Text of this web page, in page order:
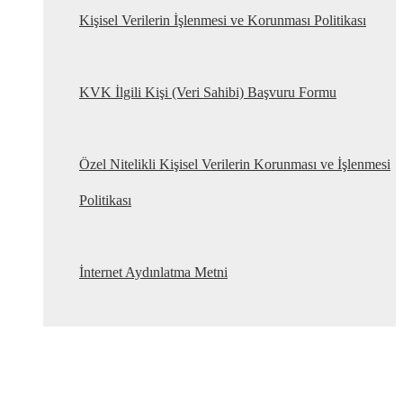
Kişisel Verilerin İşlenmesi ve Korunması Politikası
KVK İlgili Kişi (Veri Sahibi) Başvuru Formu
Özel Nitelikli Kişisel Verilerin Korunması ve İşlenmesi
Politikası
İnternet Aydınlatma Metni